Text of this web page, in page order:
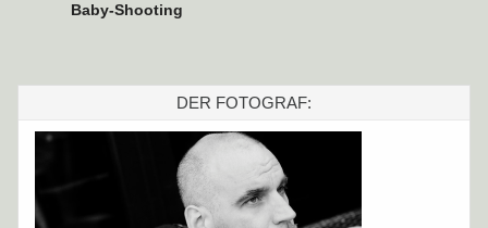
Baby-Shooting
DER FOTOGRAF: